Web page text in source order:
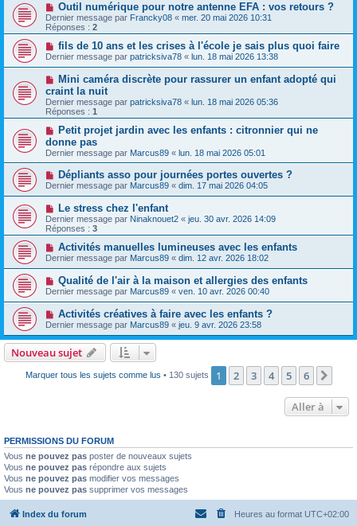
Outil numérique pour notre antenne EFA : vos retours ?
Dernier message par Francky08 « mer. 20 mai 2026 10:31
Réponses : 2
fils de 10 ans et les crises à l'école je sais plus quoi faire
Dernier message par patricksiva78 « lun. 18 mai 2026 13:38
Mini caméra discrète pour rassurer un enfant adopté qui
craint la nuit
Dernier message par patricksiva78 « lun. 18 mai 2026 05:36
Réponses : 1
Petit projet jardin avec les enfants : citronnier qui ne
donne pas
Dernier message par Marcus89 « lun. 18 mai 2026 05:01
Dépliants asso pour journées portes ouvertes ?
Dernier message par Marcus89 « dim. 17 mai 2026 04:05
Le stress chez l'enfant
Dernier message par Ninaknouet2 « jeu. 30 avr. 2026 14:09
Réponses : 3
Activités manuelles lumineuses avec les enfants
Dernier message par Marcus89 « dim. 12 avr. 2026 18:02
Qualité de l'air à la maison et allergies des enfants
Dernier message par Marcus89 « ven. 10 avr. 2026 00:40
Activités créatives à faire avec les enfants ?
Dernier message par Marcus89 « jeu. 9 avr. 2026 23:58
Nouveau sujet
Marquer tous les sujets comme lus • 130 sujets 1 2 3 4 5 6
Aller à
PERMISSIONS DU FORUM
Vous ne pouvez pas poster de nouveaux sujets
Vous ne pouvez pas répondre aux sujets
Vous ne pouvez pas modifier vos messages
Vous ne pouvez pas supprimer vos messages
Index du forum Heures au format UTC+02:00